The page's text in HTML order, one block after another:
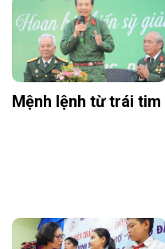
Mệnh lệnh từ trái tim